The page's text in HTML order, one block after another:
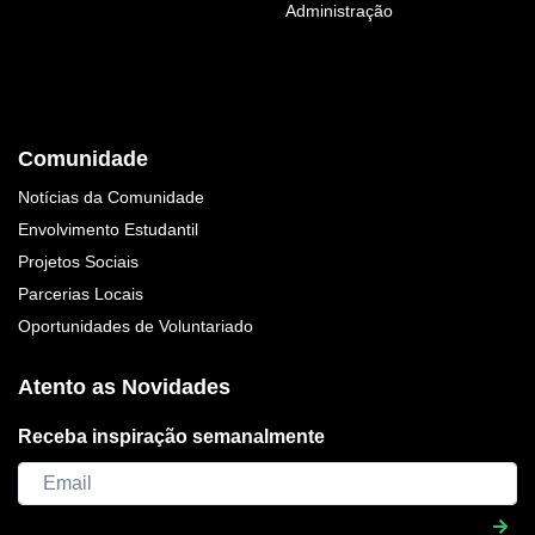
Administração
Comunidade
Notícias da Comunidade
Envolvimento Estudantil
Projetos Sociais
Parcerias Locais
Oportunidades de Voluntariado
Atento as Novidades
Receba inspiração semanalmente